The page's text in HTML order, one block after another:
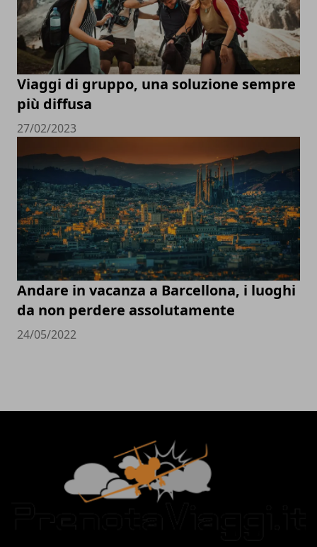
Viaggi di gruppo, una soluzione sempre
più diffusa
27/02/2023
Andare in vacanza a Barcellona, i luoghi
da non perdere assolutamente
24/05/2022